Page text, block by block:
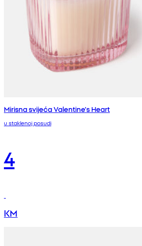
Mirisna svijeća Valentine's Heart
u staklenoj posudi
4
KM